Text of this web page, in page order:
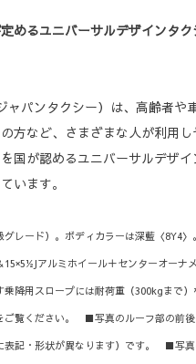
めるユニバーサルデザインタ
ャパンタクシー）は、高齢者や
方など、さまざまな人が利用
国が認めるユニバーサルデザ
います。
レード）。ボディカラーは深藍〈8Y4〉
アルミホイール＋センターオーナ
降用スロープには耐荷重（300kgまで）
ご覧ください。 ■写真のルーフ部の前後
表記・形状が異なります）です。 ■写